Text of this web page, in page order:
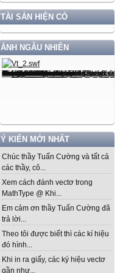
TÀI SẢN HIỆN CÓ
ẢNH NGẪU NHIÊN
Ý KIẾN MỚI NHẤT
Chúc thầy Tuấn Cường và tất cả
các thầy, cô...
Xem cách đánh vectơ trong
MathType @ Khi...
Em cảm ơn thầy Tuấn Cường đã
trả lời...
Theo tôi được biết thì các kí hiệu
đó hình...
Khi in ra giấy, các ký hiệu vectơ
gần như...